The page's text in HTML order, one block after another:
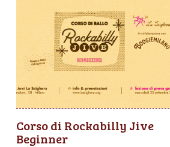
Corso di Rockabilly Jive
Beginner